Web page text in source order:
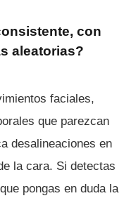
con
aleatorias?
faciales,
que parezcan
desalineaciones en
la cara. Si detectas
pongas en duda la